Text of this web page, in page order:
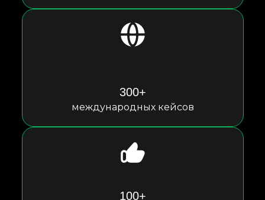
300+
международных кейсов
100+